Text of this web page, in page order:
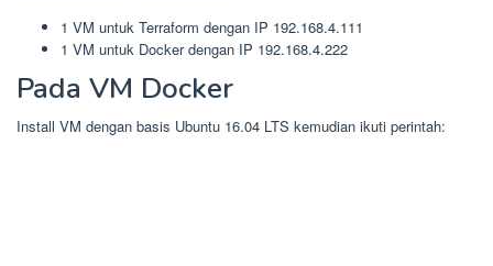
1 VM untuk Terraform dengan IP 192.168.4.111
1 VM untuk Docker dengan IP 192.168.4.222
Pada VM Docker
Install VM dengan basis Ubuntu 16.04 LTS kemudian ikuti perintah: